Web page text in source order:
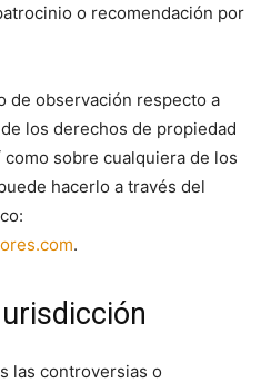
o recomendación por
de observación respecto a
los derechos de propiedad
sobre cualquiera de los
hacerlo a través del
.
las controversias o